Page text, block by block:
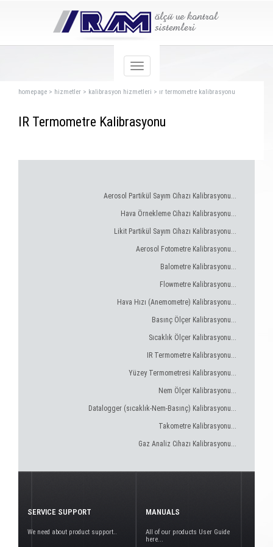
homepage > hizmetler > kalibrasyon hizmetleri > ır termometre kalibrasyonu
IR Termometre Kalibrasyonu
Aerosol Partikül Sayım Cihazı Kalibrasyonu...
Hava Örnekleme Cihazı Kalibrasyonu...
Likit Partikül Sayım Cihazı Kalibrasyonu...
Aerosol Fotometre Kalibrasyonu...
Balometre Kalibrasyonu...
Flowmetre Kalibrasyonu...
Hava Hızı (Anemometre) Kalibrasyonu...
Basınç Ölçer Kalibrasyonu...
Sıcaklık Ölçer Kalibrasyonu...
IR Termometre Kalibrasyonu...
Yüzey Termometresi Kalibrasyonu...
Nem Ölçer Kalibrasyonu...
Datalogger (sıcaklık-Nem-Basınç) Kalibrasyonu...
Takometre Kalibrasyonu...
Gaz Analiz Cihazı Kalibrasyonu...
SERVICE SUPPORT
We need about product support..
MANUALS
All of our products User Guide
here...